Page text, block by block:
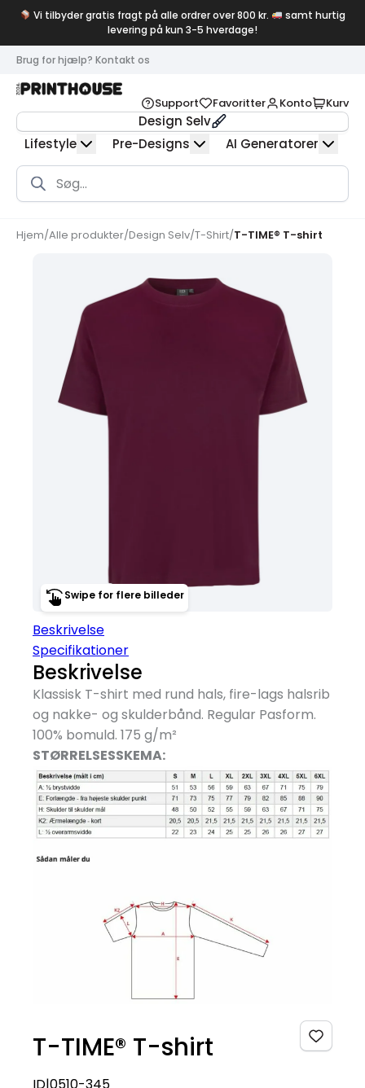
Vi tilbyder gratis fragt på alle ordrer over 800 kr.
samt hurtig
levering på kun 3-5 hverdage!
Brug for hjælp? Kontakt os
Support Favoritter Konto Kurv
Design Selv
Lifestyle
Pre-Designs AI Generatorer
Products
search
Hjem/Alle produkter/Design Selv/T-Shirt/T-TIME® T-shirt
Swipe for flere billeder
Beskrivelse
Specifikationer
Beskrivelse
Klassisk T-shirt med rund hals, fire-lags halsrib
og nakke- og skulderbånd. Regular Pasform.
100% bomuld. 175 g/m²
STØRRELSESSKEMA:
T-TIME® T-shirt